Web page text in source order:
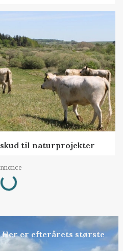
til naturprojekter
Her er efterårets største